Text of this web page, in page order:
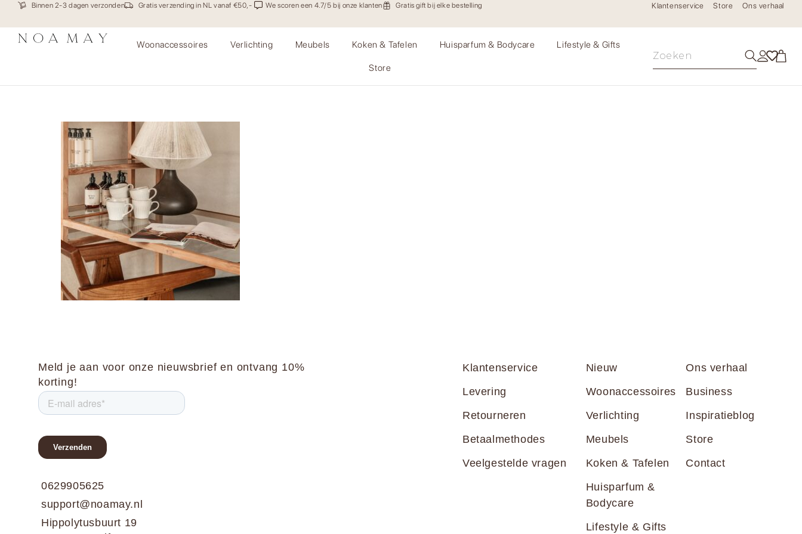
Binnen 2-3 dagen verzonden Gratis verzending in NL vanaf €50,- We scoren een 4.7/5 bij onze klanten Gratis gift bij elke bestelling Klantenservice Store Ons verhaal
Woonaccessoires Verlichting Meubels Koken & Tafelen Huisparfum & Bodycare Lifestyle & Gifts
Store
Meld je aan voor onze nieuwsbrief en ontvang 10%
korting!
0629905625
support@noamay.nl
Hippolytusbuurt 19
Klantenservice
Levering
Retourneren
Betaalmethodes
Veelgestelde vragen
Nieuw
Woonaccessoires
Verlichting
Meubels
Koken & Tafelen
Huisparfum &
Bodycare
Lifestyle & Gifts
Ons verhaal
Business
Inspiratieblog
Store
Contact